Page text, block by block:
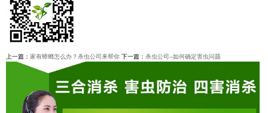
上一篇： 家有蟑螂怎么办？杀虫公司来帮你 下一篇： 杀虫公司--如何确定害虫问题